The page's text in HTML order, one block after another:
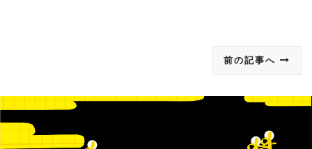
前の記事へ